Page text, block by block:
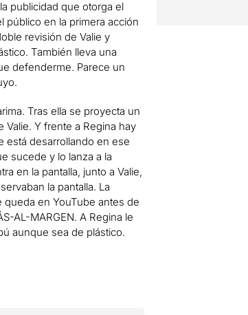
publicidad que otorga el
público en la primera acción
revisión de Valie y
También lleva una
defenderme. Parece un
Tras ella se pro­yecta un
Y frente a Regina hay
está desarrollando en ese
sucede y lo lanza a la
en la pantalla, junto a Valie,
la pantalla. La
queda en YouTube antes de
AL-MARGEN. A Regina le
aunque sea de plástico.